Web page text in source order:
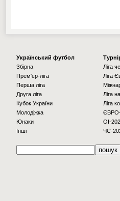
Українcький футбол
Збірна
Прем'єр-ліга
Перша ліга
Друга ліга
Кубок України
Молодіжка
Юнаки
Інші
Ліга
Ліга
Ліга
Ліга
OI-
ЧС-